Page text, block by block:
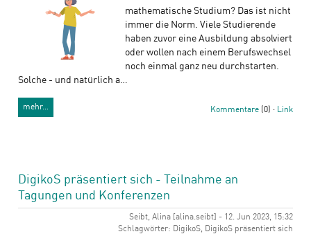
mathematische Studium? Das ist nicht
immer die Norm. Viele Studierende
haben zuvor eine Ausbildung absolviert
oder wollen nach einem Berufswechsel
noch einmal ganz neu durchstarten.
Solche - und natürlich a…
mehr… Kommentare (0) · Link
DigikoS präsentiert sich - Teilnahme an
Tagungen und Konferenzen
Seibt, Alina [alina.seibt] - 12. Jun 2023, 15:32
Schlagwörter: DigikoS, DigikoS präsentiert sich